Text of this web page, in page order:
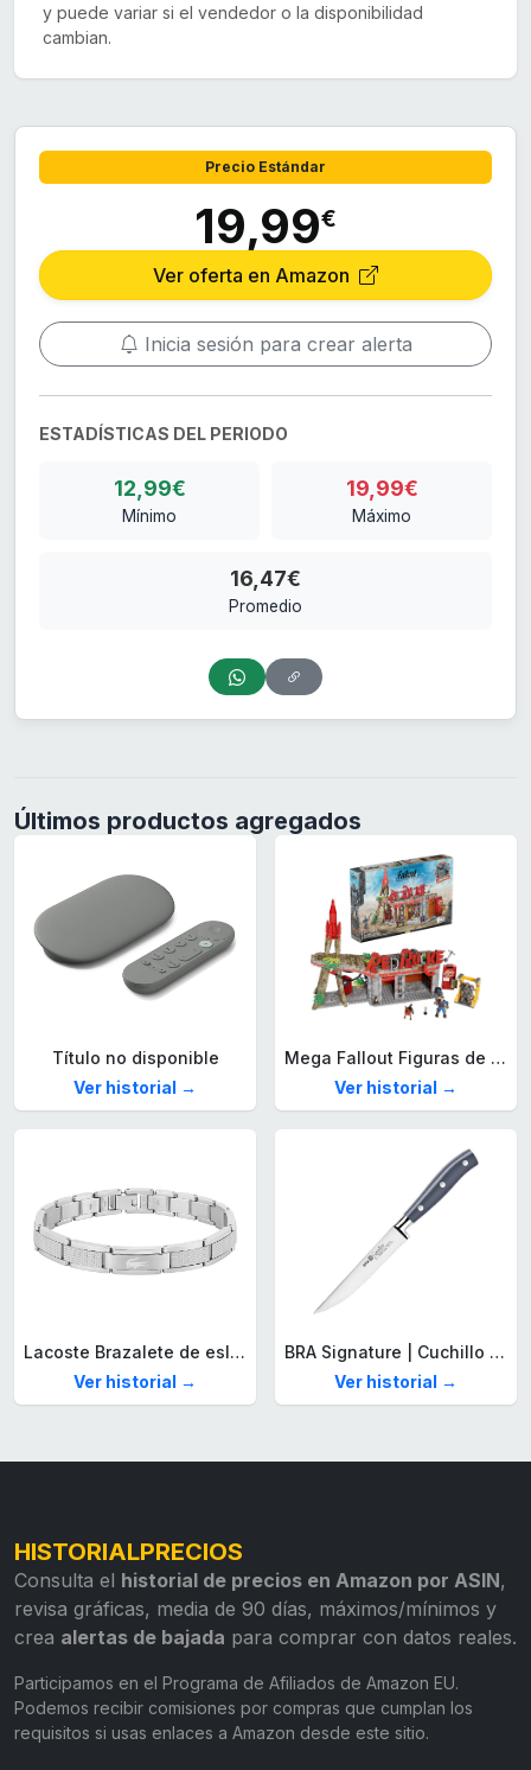
y puede variar si el vendedor o la disponibilidad
cambian.
Precio Estándar
19,99€
Ver oferta en Amazon
Inicia sesión para crear alerta
ESTADÍSTICAS DEL PERIODO
12,99€
Mínimo
19,99€
Máximo
16,47€
Promedio
Últimos productos agregados
Título no disponible
Ver historial →
Mega Fallout Figuras de acción y Juguetes de construcción, Parada de Camiones Red Rocket con 824 Piezas, 2 Personajes articulados y Accesorios, para coleccionistas, HXT00
Ver historial →
Lacoste Brazalete de eslabón para Hombre Colección STENCIL de Acero inoxidable
Ver historial →
BRA Signature | Cuchillo tomatero 120 mm, Acero Inoxidable alemán forjado con Molibdeno Vanadio, Mango Remachado ABS, Diseño Ergonómico, Hoja 1,6 mm espesor
Ver historial →
HISTORIALPRECIOS
Consulta el historial de precios en Amazon por ASIN,
revisa gráficas, media de 90 días, máximos/mínimos y
crea alertas de bajada para comprar con datos reales.
Participamos en el Programa de Afiliados de Amazon EU.
Podemos recibir comisiones por compras que cumplan los
requisitos si usas enlaces a Amazon desde este sitio.